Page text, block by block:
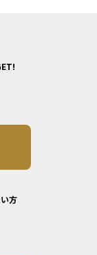
方